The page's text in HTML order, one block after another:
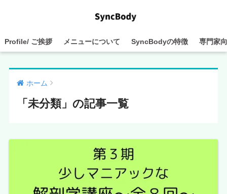
Profile/ ご挨拶 メニューについて SyncBodyの特徴 専門家
ホーム
「未分類」の記事一覧